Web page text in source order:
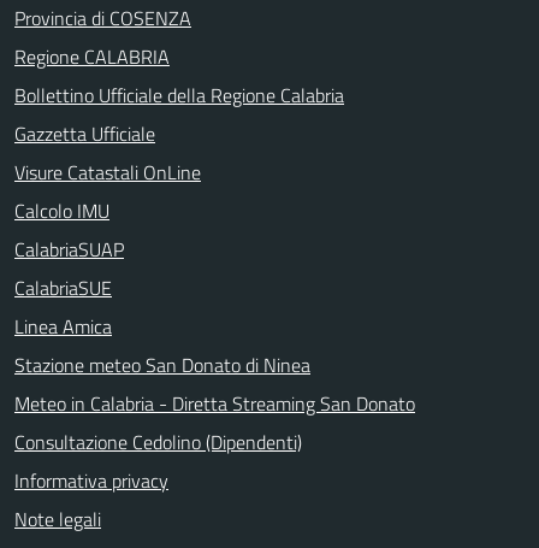
Provincia di COSENZA
Regione CALABRIA
Bollettino Ufficiale della Regione Calabria
Gazzetta Ufficiale
Visure Catastali OnLine
Calcolo IMU
CalabriaSUAP
CalabriaSUE
Linea Amica
Stazione meteo San Donato di Ninea
Meteo in Calabria - Diretta Streaming San Donato
Consultazione Cedolino (Dipendenti)
Informativa privacy
Note legali